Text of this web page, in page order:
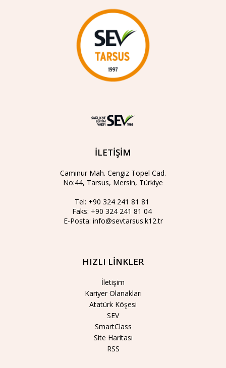
İLETİŞİM
Caminur Mah. Cengiz Topel Cad.
No:44, Tarsus, Mersin, Türkiye
Tel: +90 324 241 81 81
Faks: +90 324 241 81 04
E-Posta: info@sevtarsus.k12.tr
HIZLI LİNKLER
İletişim
Kariyer Olanakları
Atatürk Köşesi
SEV
SmartClass
Site Haritası
RSS